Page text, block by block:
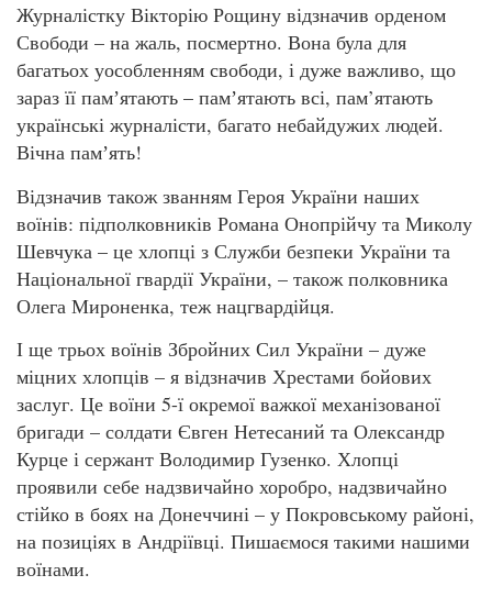
Журналістку Вікторію Рощину відзначив орденом
Свободи – на жаль, посмертно. Вона була для
багатьох уособленням свободи, і дуже важливо, що
зараз її памʼятають – памʼятають всі, пам’ятають
українські журналісти, багато небайдужих людей.
Вічна памʼять!
Відзначив також званням Героя України наших
воїнів: підполковників Романа Онопрійчу та Миколу
Шевчука – це хлопці з Служби безпеки України та
Національної гвардії України, – також полковника
Олега Мироненка, теж нацгвардійця.
І ще трьох воїнів Збройних Сил України – дуже
міцних хлопців – я відзначив Хрестами бойових
заслуг. Це воїни 5-ї окремої важкої механізованої
бригади – солдати Євген Нетесаний та Олександр
Курце і сержант Володимир Гузенко. Хлопці
проявили себе надзвичайно хоробро, надзвичайно
стійко в боях на Донеччині – у Покровському районі,
на позиціях в Андріївці. Пишаємося такими нашими
воїнами.